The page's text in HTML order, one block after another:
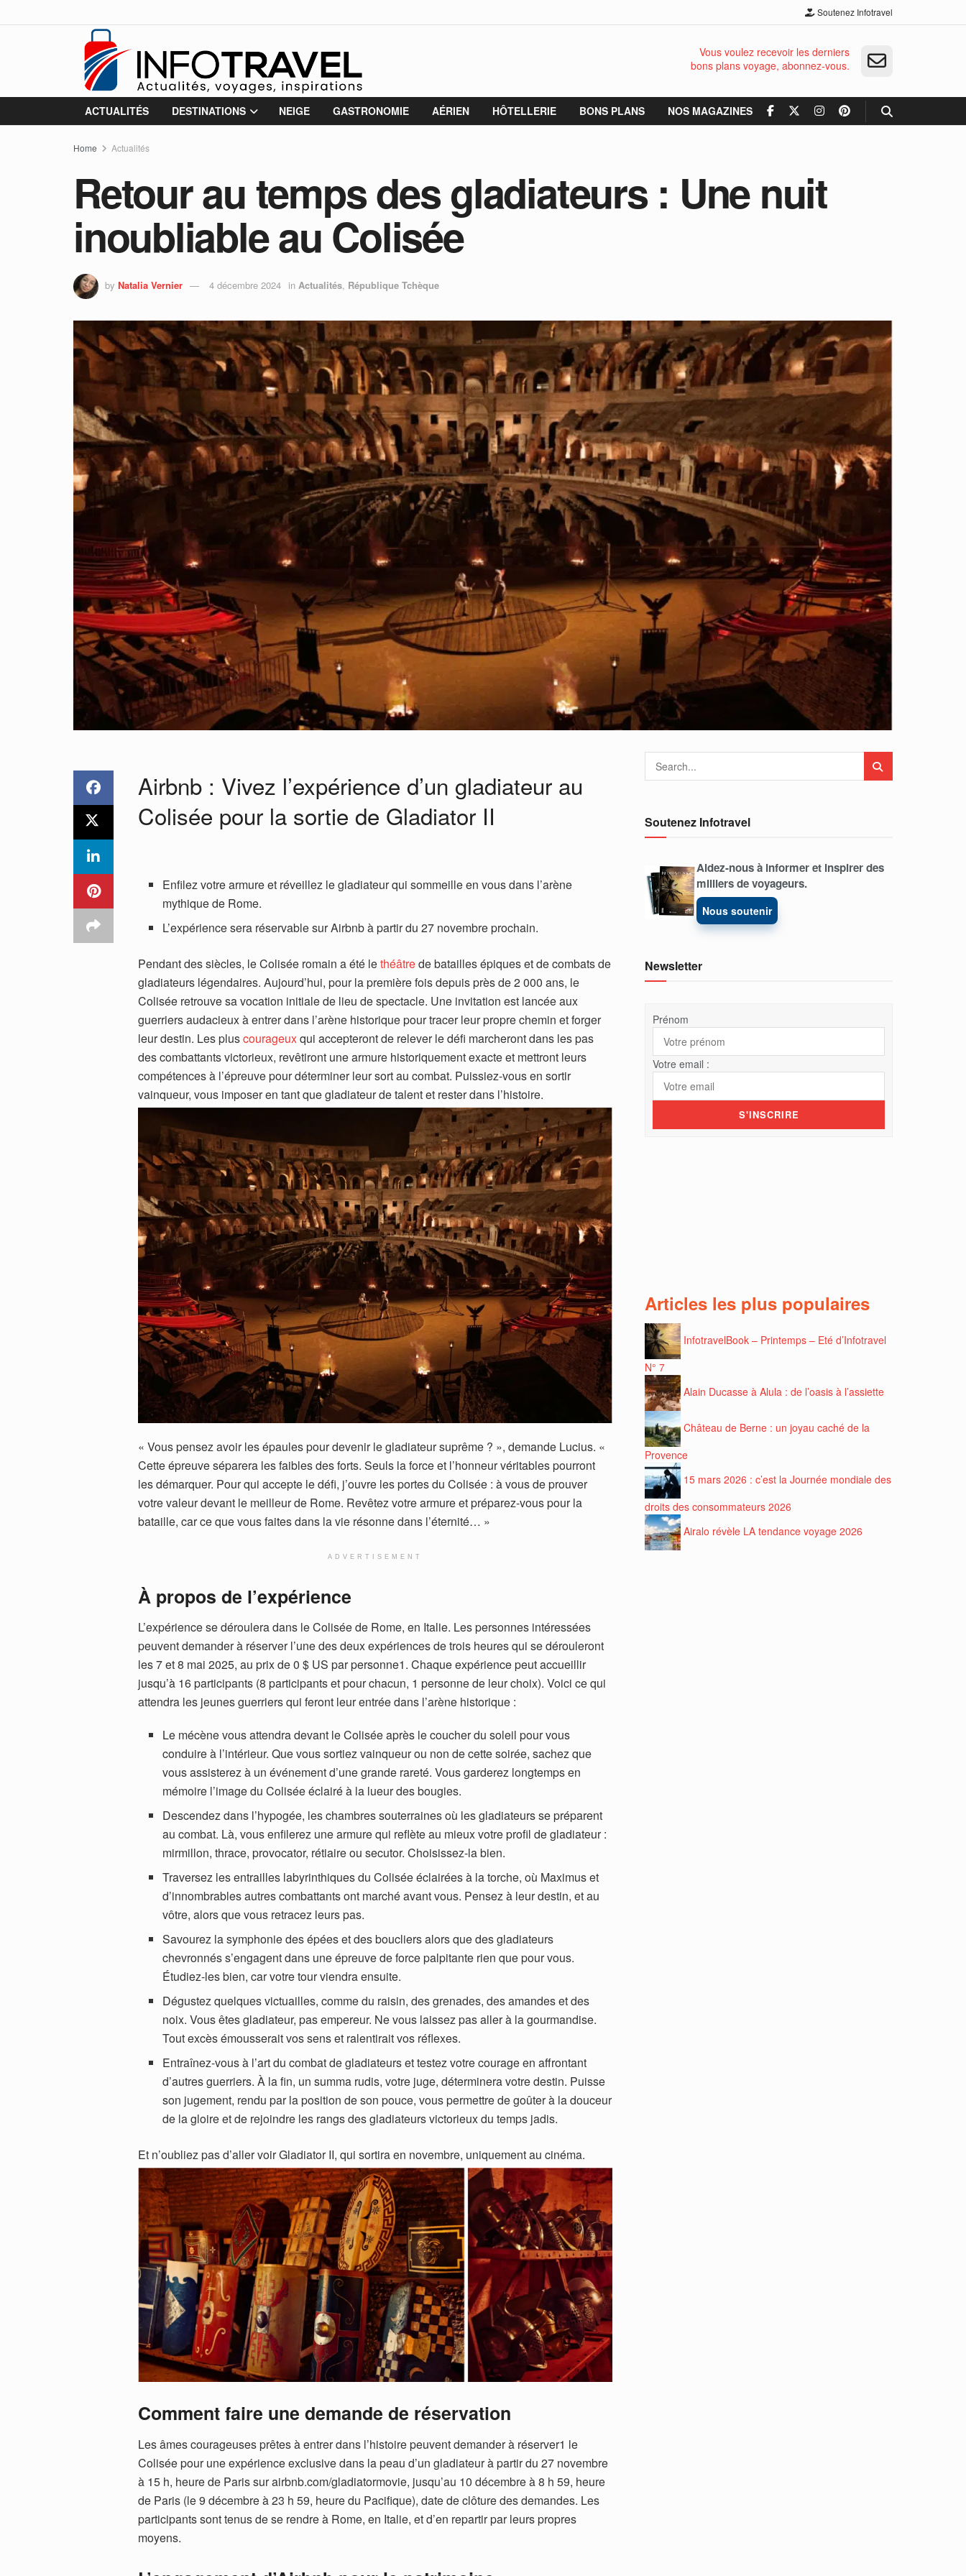
Soutenez Infotravel
Vous voulez recevoir les derniers
bons plans voyage, abonnez-vous.
ACTUALITÉS DESTINATIONS NEIGE GASTRONOMIE AÉRIEN HÔTELLERIE BONS PLANS NOS MAGAZINES
Home Actualités
Retour au temps des gladiateurs : Une nuit
inoubliable au Colisée
by Natalia Vernier 4 décembre 2024 in Actualités, République Tchèque
Airbnb : Vivez l’expérience d’un gladiateur au
Colisée pour la sortie de Gladiator II
Enfilez votre armure et réveillez le gladiateur qui sommeille en vous dans l’arène
mythique de Rome.
L’expérience sera réservable sur Airbnb à partir du 27 novembre prochain.
Pendant des siècles, le Colisée romain a été lethéâtrede batailles épiques et de combats de
gladiateurs légendaires. Aujourd’hui, pour la première fois depuis près de 2 000 ans, le
Colisée retrouve sa vocation initiale de lieu de spectacle. Une invitation est lancée aux
guerriers audacieux à entrer dans l’arène historique pour tracer leur propre chemin et forger
leur destin. Les pluscourageuxqui accepteront de relever le défi marcheront dans les pas
des combattants victorieux, revêtiront une armure historiquement exacte et mettront leurs
compétences à l’épreuve pour déterminer leur sort au combat. Puissiez-vous en sortir
vainqueur, vous imposer en tant que gladiateur de talent et rester dans l’histoire.
« Vous pensez avoir les épaules pour devenir le gladiateur suprême ? », demande Lucius. «
Cette épreuve séparera les faibles des forts. Seuls la force et l’honneur véritables pourront
les démarquer. Pour qui accepte le défi, j’ouvre les portes du Colisée : à vous de prouver
votre valeur devant le meilleur de Rome. Revêtez votre armure et préparez-vous pour la
bataille, car ce que vous faites dans la vie résonne dans l’éternité… »
ADVERTISEMENT
À propos de l’expérience
L’expérience se déroulera dans le Colisée de Rome, en Italie. Les personnes intéressées
peuvent demander à réserver l’une des deux expériences de trois heures qui se dérouleront
les 7 et 8 mai 2025, au prix de 0 $ US par personne1. Chaque expérience peut accueillir
jusqu’à 16 participants (8 participants et pour chacun, 1 personne de leur choix). Voici ce qui
attendra les jeunes guerriers qui feront leur entrée dans l’arène historique :
Le mécène vous attendra devant le Colisée après le coucher du soleil pour vous
conduire à l’intérieur. Que vous sortiez vainqueur ou non de cette soirée, sachez que
vous assisterez à un événement d’une grande rareté. Vous garderez longtemps en
mémoire l’image du Colisée éclairé à la lueur des bougies.
Descendez dans l’hypogée, les chambres souterraines où les gladiateurs se préparent
au combat. Là, vous enfilerez une armure qui reflète au mieux votre profil de gladiateur :
mirmillon, thrace, provocator, rétiaire ou secutor. Choisissez-la bien.
Traversez les entrailles labyrinthiques du Colisée éclairées à la torche, où Maximus et
d’innombrables autres combattants ont marché avant vous. Pensez à leur destin, et au
vôtre, alors que vous retracez leurs pas.
Savourez la symphonie des épées et des boucliers alors que des gladiateurs
chevronnés s’engagent dans une épreuve de force palpitante rien que pour vous.
Étudiez-les bien, car votre tour viendra ensuite.
Dégustez quelques victuailles, comme du raisin, des grenades, des amandes et des
noix. Vous êtes gladiateur, pas empereur. Ne vous laissez pas aller à la gourmandise.
Tout excès émousserait vos sens et ralentirait vos réflexes.
Entraînez-vous à l’art du combat de gladiateurs et testez votre courage en affrontant
d’autres guerriers. À la fin, un summa rudis, votre juge, déterminera votre destin. Puisse
son jugement, rendu par la position de son pouce, vous permettre de goûter à la douceur
de la gloire et de rejoindre les rangs des gladiateurs victorieux du temps jadis.
Et n’oubliez pas d’aller voir Gladiator II, qui sortira en novembre, uniquement au cinéma.
Comment faire une demande de réservation
Les âmes courageuses prêtes à entrer dans l’histoire peuvent demander à réserver1 le
Colisée pour une expérience exclusive dans la peau d’un gladiateur à partir du 27 novembre
à 15 h, heure de Paris sur airbnb.com/gladiatormovie, jusqu’au 10 décembre à 8 h 59, heure
de Paris (le 9 décembre à 23 h 59, heure du Pacifique), date de clôture des demandes. Les
participants sont tenus de se rendre à Rome, en Italie, et d’en repartir par leurs propres
moyens.
Soutenez Infotravel
Aidez-nous à informer et inspirer des
milliers de voyageurs.
Nous soutenir
Newsletter
Prénom
Votre email :
Articles les plus populaires
InfotravelBook – Printemps – Eté d’Infotravel
N° 7
Alain Ducasse à Alula : de l’oasis à l’assiette
Château de Berne : un joyau caché de la
Provence
15 mars 2026 : c’est la Journée mondiale des
droits des consommateurs 2026
Airalo révèle LA tendance voyage 2026